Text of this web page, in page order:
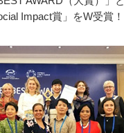
Impact賞」をW受賞！